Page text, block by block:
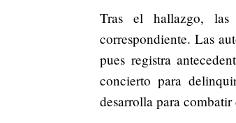
Tras el hallazgo, las
correspondiente. Las
pues registra
concierto para
desarrolla para